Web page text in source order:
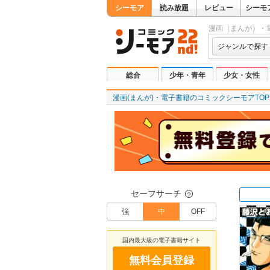
シーモア 読み放題 レビュー シーモ
漫画（まんが）・
ジャンルで探す
総合 少年・青年 少女・女性
漫画(まんが)・電子書籍のコミックシーモアTOP
セーフサーチ ？
強 中 OFF
国内最大級の電子書籍サイト
無料会員登録